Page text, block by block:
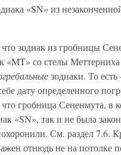
«SN» из
зодиак из гробницы
«MT» со стелы
зодиаки. То
дату определенного
гробница Сененмута, в
«SN», так и не была
См. раздел 7.6.
отнюдь не на потолке